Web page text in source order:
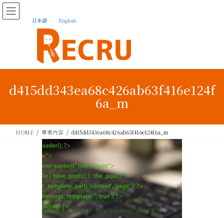
日本語 English
d415dd343ea68c426ab63f416e124f
6a_m
HOME 事業内容 d415dd343ea68c426ab63f416e124f6a_m